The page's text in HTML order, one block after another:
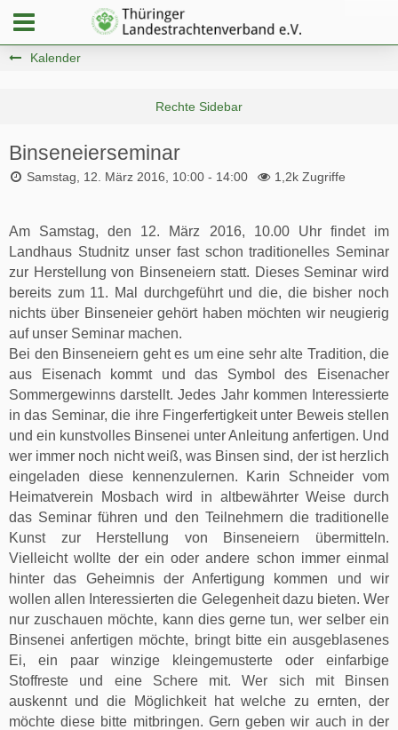
Kalender
Binseneierseminar
Samstag, 12. März 2016, 10:00 - 14:00 1,2k Zugriffe
Am Samstag, den 12. März 2016, 10.00 Uhr findet im
Landhaus Studnitz unser fast schon traditionelles Seminar
zur Herstellung von Binseneiern statt. Dieses Seminar wird
bereits zum 11. Mal durchgeführt und die, die bisher noch
nichts über Binseneier gehört haben möchten wir neugierig
auf unser Seminar machen.
Bei den Binseneiern geht es um eine sehr alte Tradition, die
aus Eisenach kommt und das Symbol des Eisenacher
Sommergewinns darstellt. Jedes Jahr kommen Interessierte
in das Seminar, die ihre Fingerfertigkeit unter Beweis stellen
und ein kunstvolles Binsenei unter Anleitung anfertigen. Und
wer immer noch nicht weiß, was Binsen sind, der ist herzlich
eingeladen diese kennenzulernen. Karin Schneider vom
Heimatverein Mosbach wird in altbewährter Weise durch
das Seminar führen und den Teilnehmern die traditionelle
Kunst zur Herstellung von Binseneiern übermitteln.
Vielleicht wollte der ein oder andere schon immer einmal
hinter das Geheimnis der Anfertigung kommen und wir
wollen allen Interessierten die Gelegenheit dazu bieten. Wer
nur zuschauen möchte, kann dies gerne tun, wer selber ein
Binsenei anfertigen möchte, bringt bitte ein ausgeblasenes
Ei, ein paar winzige kleingemusterte oder einfarbige
Stoffreste und eine Schere mit. Wer sich mit Binsen
auskennt und die Möglichkeit hat welche zu ernten, der
möchte diese bitte mitbringen. Gern geben wir auch in der